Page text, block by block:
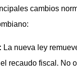
cambios
La nueva ley
recaudo fiscal. No